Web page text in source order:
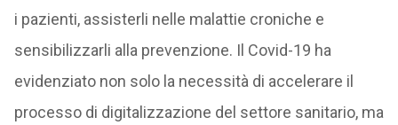
i pazienti, assisterli nelle malattie croniche e
sensibilizzarli alla prevenzione. Il Covid-19 ha
evidenziato non solo la necessità di accelerare il
processo di digitalizzazione del settore sanitario, ma